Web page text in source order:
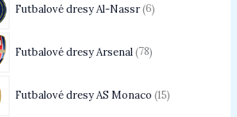
Futbalové dresy Al-Nassr 6
Futbalové dresy Arsenal 78
Futbalové dresy AS Monaco 15